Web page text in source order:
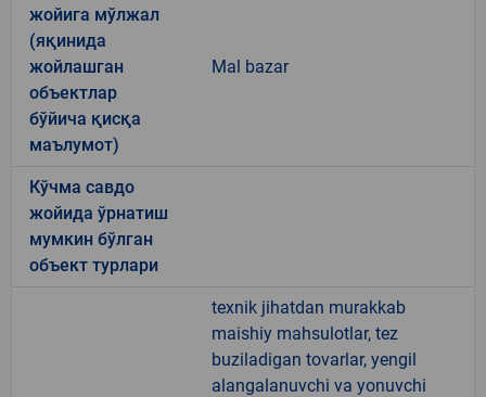
жойига мўлжал
(яқинида
жойлашган
объектлар
бўйича қисқа
маълумот)
Mal bazar
Кўчма савдо
жойида ўрнатиш
мумкин бўлган
объект турлари
texnik jihatdan murakkab
maishiy mahsulotlar, tez
buziladigan tovarlar, yengil
alangalanuvchi va yonuvchi